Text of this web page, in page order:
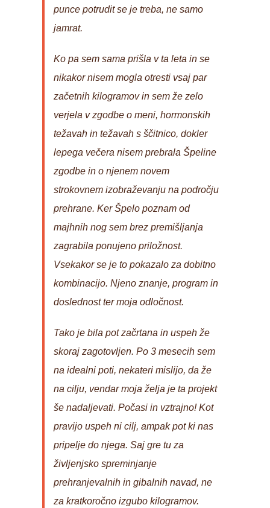
punce potrudit se je treba, ne samo
jamrat.
Ko pa sem sama prišla v ta leta in se
nikakor nisem mogla otresti vsaj par
začetnih kilogramov in sem že zelo
verjela v zgodbe o meni, hormonskih
težavah in težavah s ščitnico, dokler
lepega večera nisem prebrala Špeline
zgodbe in o njenem novem
strokovnem izobraževanju na področju
prehrane. Ker Špelo poznam od
majhnih nog sem brez premišljanja
zagrabila ponujeno priložnost.
Vsekakor se je to pokazalo za dobitno
kombinacijo. Njeno znanje, program in
doslednost ter moja odločnost.
Tako je bila pot začrtana in uspeh že
skoraj zagotovljen. Po 3 mesecih sem
na idealni poti, nekateri mislijo, da že
na cilju, vendar moja želja je ta projekt
še nadaljevati. Počasi in vztrajno! Kot
pravijo uspeh ni cilj, ampak pot ki nas
pripelje do njega. Saj gre tu za
življenjsko spreminjanje
prehranjevalnih in gibalnih navad, ne
za kratkoročno izgubo kilogramov.